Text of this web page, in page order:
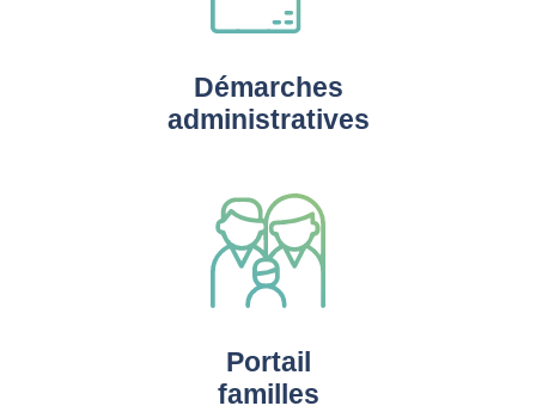
Démarches
administratives
Portail
familles